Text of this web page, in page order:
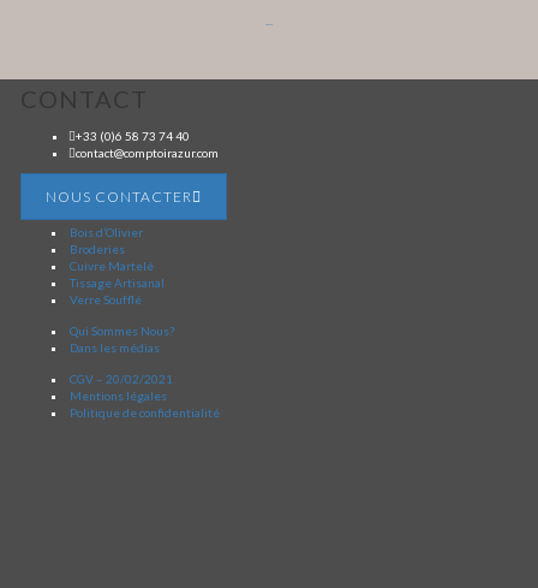
CONTACT
+33 (0)6 58 73 74 40
contact@comptoirazur.com
NOUS CONTACTER
Bois d’Olivier
Broderies
Cuivre Martelé
Tissage Artisanal
Verre Soufflé
Qui Sommes Nous?
Dans les médias
CGV – 20/02/2021
Mentions légales
Politique de confidentialité